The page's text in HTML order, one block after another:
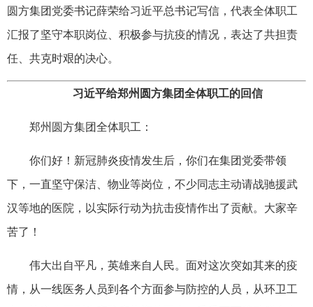
圆方集团党委书记薛荣给习近平总书记写信，代表全体职工
汇报了坚守本职岗位、积极参与抗疫的情况，表达了共担责
任、共克时艰的决心。
习近平给郑州圆方集团全体职工的回信
郑州圆方集团全体职工：
你们好！新冠肺炎疫情发生后，你们在集团党委带领
下，一直坚守保洁、物业等岗位，不少同志主动请战驰援武
汉等地的医院，以实际行动为抗击疫情作出了贡献。大家辛
苦了！
伟大出自平凡，英雄来自人民。面对这次突如其来的疫
情，从一线医务人员到各个方面参与防控的人员，从环卫工